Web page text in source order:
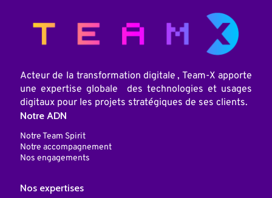
Acteur de la transformation digitale , Team-X apporte
une expertise globale des technologies et usages
digitaux pour les projets stratégiques de ses clients.
Notre ADN
Notre Team Spirit
Notre accompagnement
Nos engagements
Nos expertises